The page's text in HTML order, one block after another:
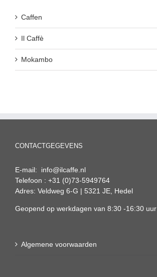
Caffen
Il Caffè
Mokambo
CONTACTGEGEVENS
E-mail: info@ilcaffe.nl
Telefoon : +31 (0)73-5949764
Adres: Veldweg 6-G | 5321 JE, Hedel
Geopend op werkdagen van 8:30 -16:30 uur
Algemene voorwaarden